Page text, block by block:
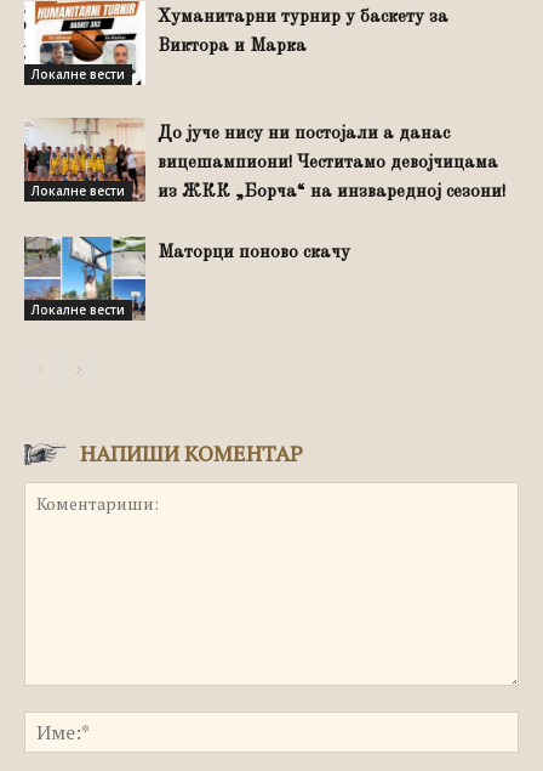
Локалне вести
Хуманитарни турнир у баскету за
Виктора и Марка
Локалне вести
До јуче нису ни постојали а данас
вицешампиони! Честитамо девојчицама
из ЖКК „Борча“ на инзваредној сезони!
Локалне вести
Маторци поново скачу
НАПИШИ КОМЕНТАР